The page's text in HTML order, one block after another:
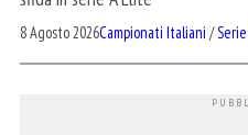
8 Agosto 2026Campionati Italiani /